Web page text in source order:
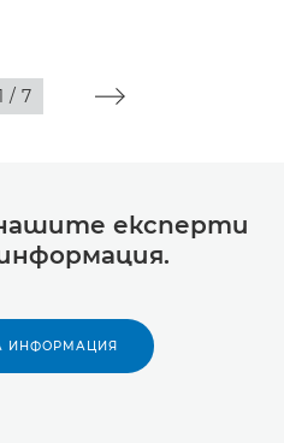
/ 7
експерти
ИНФОРМАЦИЯ